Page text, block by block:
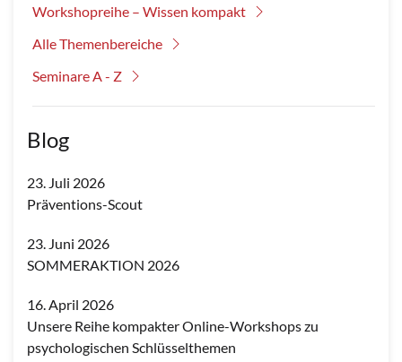
Workshopreihe – Wissen kompakt
Alle Themenbereiche
Seminare A - Z
Blog
23. Juli 2026
Präventions-Scout
23. Juni 2026
SOMMERAKTION 2026
16. April 2026
Unsere Reihe kompakter Online-Workshops zu
psychologischen Schlüsselthemen